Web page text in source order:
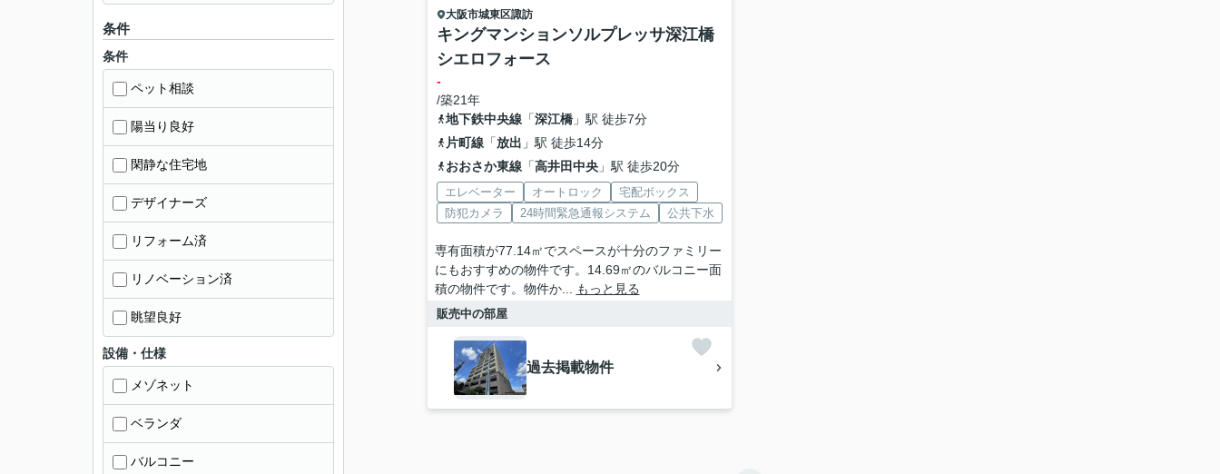
大阪市城東区諏訪
キングマンションソルプレッサ深江橋
シエロフォース
-
/築21年
地下鉄中央線「深江橋」駅 徒歩7分
片町線「放出 」駅 徒歩14分
おおさか東線「高井田中央」駅 徒歩20分
エレベーター オートロック
宅配ボックス
防犯カメラ
24時間緊急通報システム 公共下水
専有面積が77.14㎡でスペースが十分のファミリー
にもおすすめの物件です。14.69㎡のバルコニー面
積の物件です。物件か...
もっと見る
販売中の部屋
過去掲載物件
条件
条件
ペット相談
陽当り良好
閑静な住宅地
デザイナーズ
リフォーム済
リノベーション済
眺望良好
設備・仕様
メゾネット
ベランダ
バルコニー